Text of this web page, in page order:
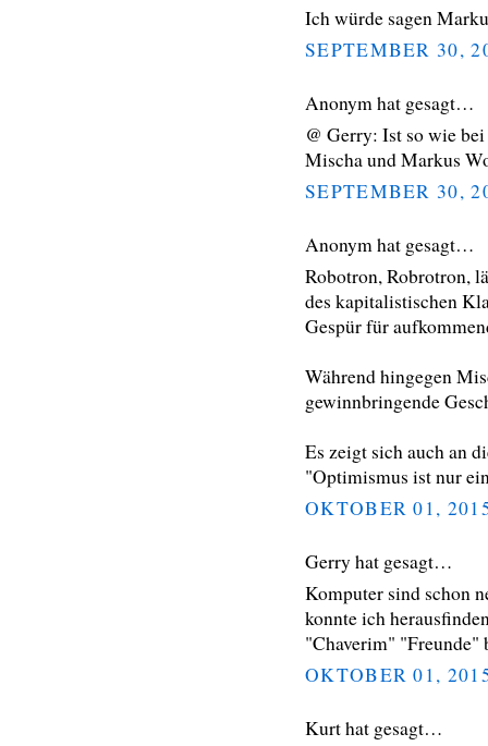
Ich würde sagen
SEPTEMBER 30,
Anonym hat gesagt…
@ Gerry: Ist so wie
Mischa und Markus
SEPTEMBER 30,
Anonym hat gesagt…
Robotron, Robrotron,
des kapitalistischen
Gespür für
Während hingegen
gewinnbringende
Es zeigt sich auch an
"Optimismus ist nur
OKTOBER 01,
Gerry hat gesagt…
Komputer sind schon
konnte ich
"Chaverim" "Freunde"
OKTOBER 01,
Kurt hat gesagt…